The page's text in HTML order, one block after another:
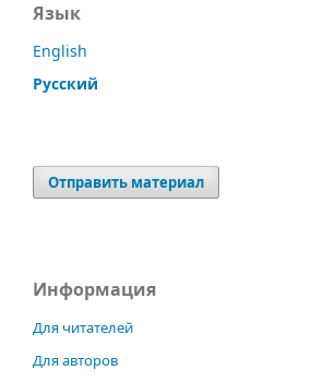
Язык
English
Русский
Отправить материал
Информация
Для читателей
Для авторов